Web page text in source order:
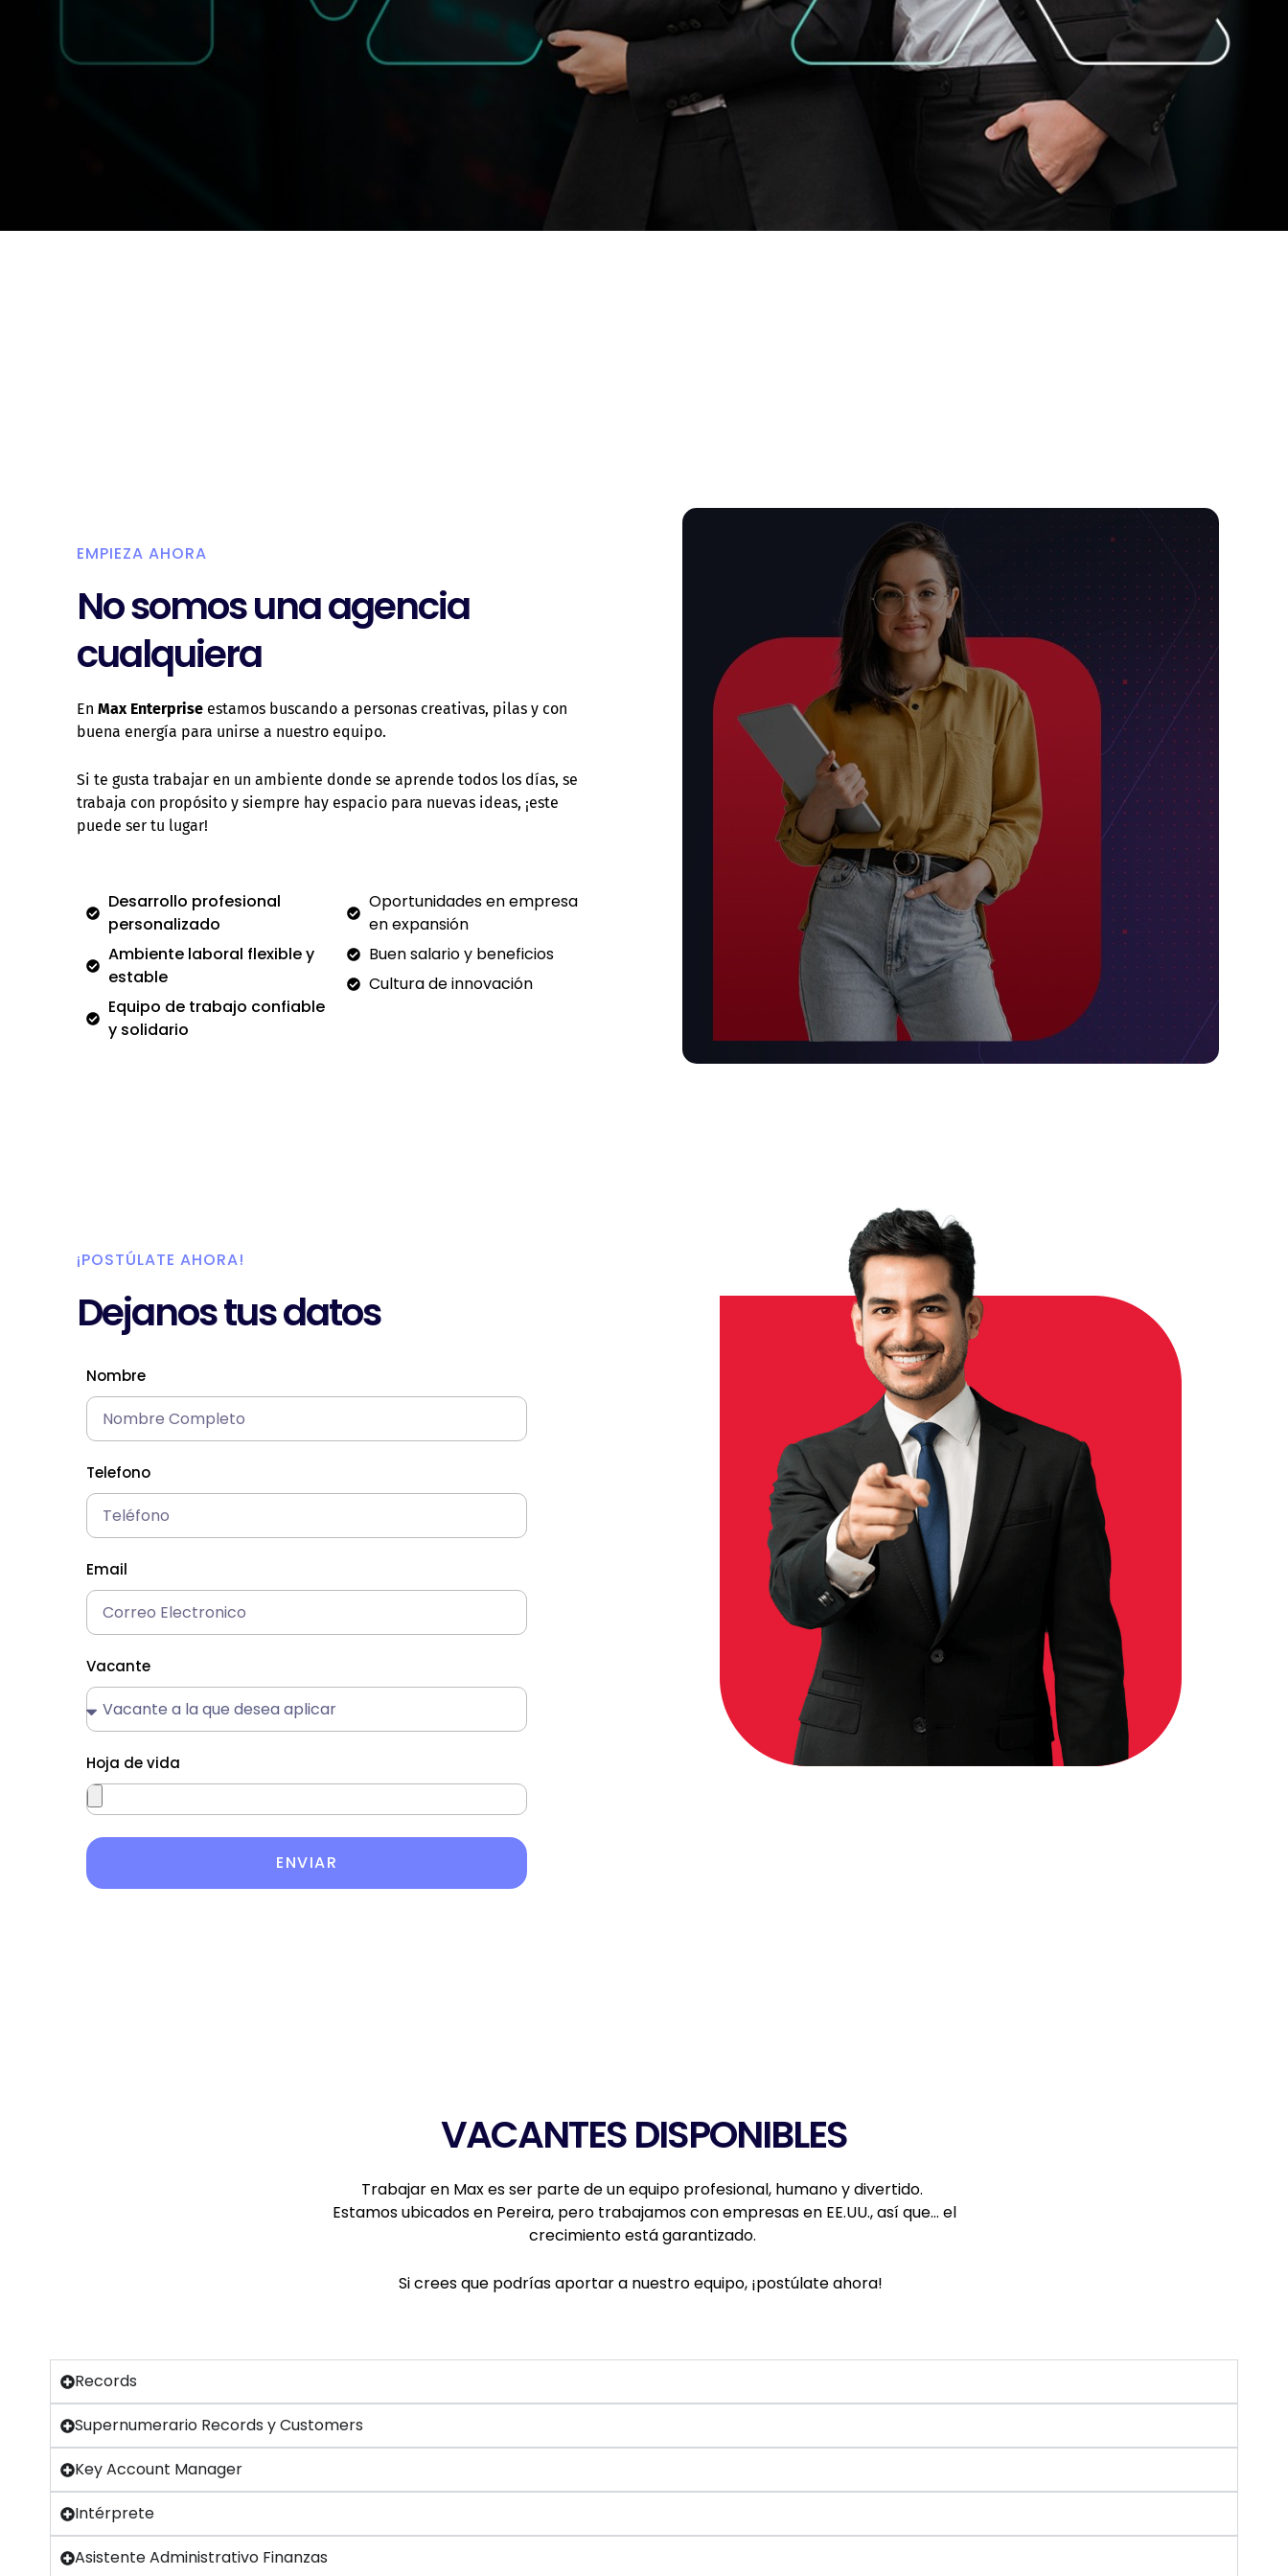
EMPIEZA AHORA
No somos una agencia
cualquiera
En Max Enterprise estamos buscando a personas creativas, pilas y con
buena energía para unirse a nuestro equipo.
Si te gusta trabajar en un ambiente donde se aprende todos los días, se
trabaja con propósito y siempre hay espacio para nuevas ideas, ¡este
puede ser tu lugar!
Desarrollo profesional
personalizado
Ambiente laboral flexible y
estable
Equipo de trabajo confiable
y solidario
Oportunidades en empresa
en expansión
Buen salario y beneficios
Cultura de innovación
Guarantee Satisfying
100 %
¡POSTÚLATE AHORA!
Dejanos tus datos
Nombre
Telefono
Email
Vacante
Hoja de vida
ENVIAR
VACANTES DISPONIBLES
Trabajar en Max es ser parte de un equipo profesional, humano y divertido.
Estamos ubicados en Pereira, pero trabajamos con empresas en EE.UU., así que… el
crecimiento está garantizado.
Si crees que podrías aportar a nuestro equipo, ¡postúlate ahora!
Records
Supernumerario Records y Customers
Key Account Manager
Intérprete
Asistente Administrativo Finanzas